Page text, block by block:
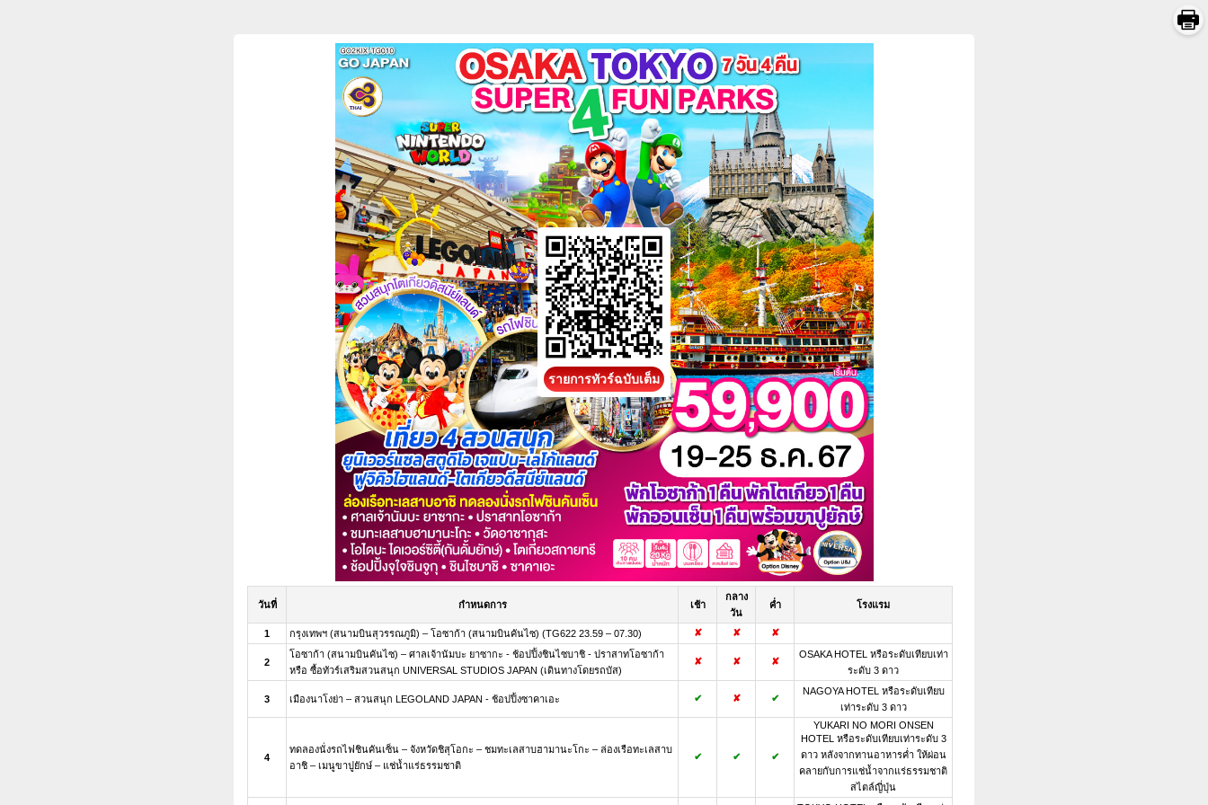
รายการทัวร์ฉบับเต็ม
วันที่ กำหนดการ เช้า
กลาง
วัน
ค่ำ โรงแรม
1 กรุงเทพฯ (สนามบินสุวรรณภูมิ) – โอซาก้า (สนามบินคันไซ) (TG622 23.59 – 07.30) ✘ ✘ ✘
2
โอซาก้า (สนามบินคันไซ) – ศาลเจ้านัมบะ ยาซากะ - ช้อปปิ้งชินไซบาชิ - ปราสาทโอซาก้า
หรือ ซื้อทัวร์เสริมสวนสนุก UNIVERSAL STUDIOS JAPAN (เดินทางโดยรถบัส)
✘ ✘ ✘
OSAKA HOTEL หรือระดับเทียบเท่า
ระดับ 3 ดาว
3 เมืองนาโงย่า – สวนสนุก LEGOLAND JAPAN - ช้อปปิ้งซาคาเอะ ✔ ✘ ✔
NAGOYA HOTEL หรือระดับเทียบ
เท่าระดับ 3 ดาว
4
ทดลองนั่งรถไฟชินคันเซ็น – จังหวัดชิสุโอกะ – ชมทะเลสาบฮามานะโกะ – ล่องเรือทะเลสาบ
อาชิ – เมนูขาปูยักษ์ – แช่น้ำแร่ธรรมชาติ
✔ ✔ ✔
YUKARI NO MORI ONSEN
HOTEL หรือระดับเทียบเท่าระดับ 3
ดาว หลังจากทานอาหารค่ำ ให้ผ่อน
คลายกับการแช่น้ำจากแร่ธรรมชาติ
สไตล์ญี่ปุ่น